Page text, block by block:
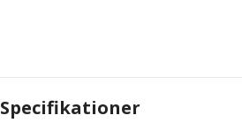
Specifikationer